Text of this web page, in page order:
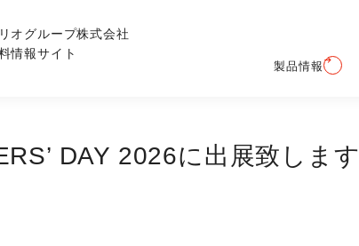
オグループ株式会社
情報サイト
製品情報
DAY 2026に出展致します